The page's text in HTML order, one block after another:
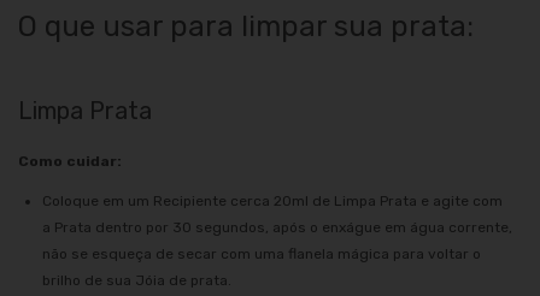
O que usar para limpar sua prata:
Limpa Prata
Como cuidar:
Coloque em um Recipiente cerca 20ml de Limpa Prata e agite com
a Prata dentro por 30 segundos, após o enxágue em água corrente,
não se esqueça de secar com uma flanela mágica para voltar o
brilho de sua Jóia de prata.